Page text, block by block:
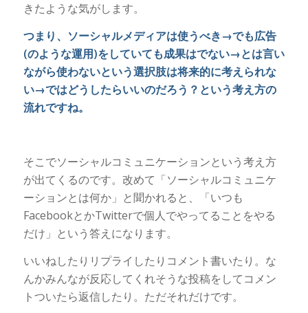
きたような気がします。
つまり、ソーシャルメディアは使うべき→でも広告
(のような運用)をしていても成果はでない→とは言い
ながら使わないという選択肢は将来的に考えられな
い→ではどうしたらいいのだろう？という考え方の
流れですね。
そこでソーシャルコミュニケーションという考え方
が出てくるのです。改めて「ソーシャルコミュニケ
ーションとは何か」と聞かれると、「いつも
FacebookとかTwitterで個人でやってることをやる
だけ」という答えになります。
いいねしたりリプライしたりコメント書いたり。な
んかみんなが反応してくれそうな投稿をしてコメン
トついたら返信したり。ただそれだけです。